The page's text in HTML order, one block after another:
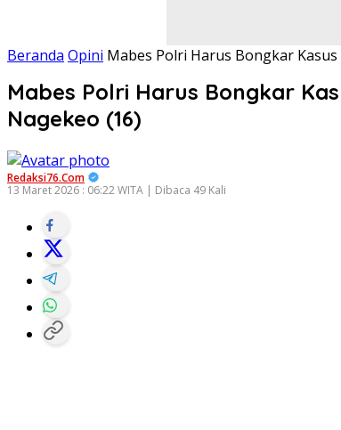
Beranda Opini Mabes Polri Harus Bongkar
Mabes Polri Harus Bongkar
Nagekeo (16)
Redaksi76.com
13 Maret 2026 : 06:22 WITA | Dibaca 49 Kali